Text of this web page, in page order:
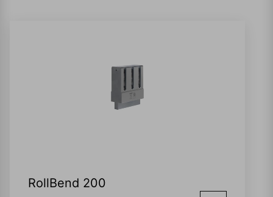
RollBend 200